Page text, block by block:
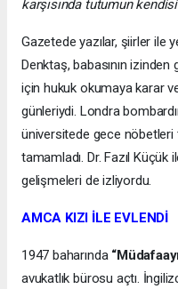
karşısında tutumun
Gazetede yazılar, şiirler ile
Denktaş, babasının
için hukuk okumaya karar
günleriydi. Londra
üniversitede gece
tamamladı. Dr. Fazıl Küçük
gelişmeleri de izliyordu.
AMCA KIZI İLE EVLENDİ
1947 baharında
avukatlık bürosu açtı.